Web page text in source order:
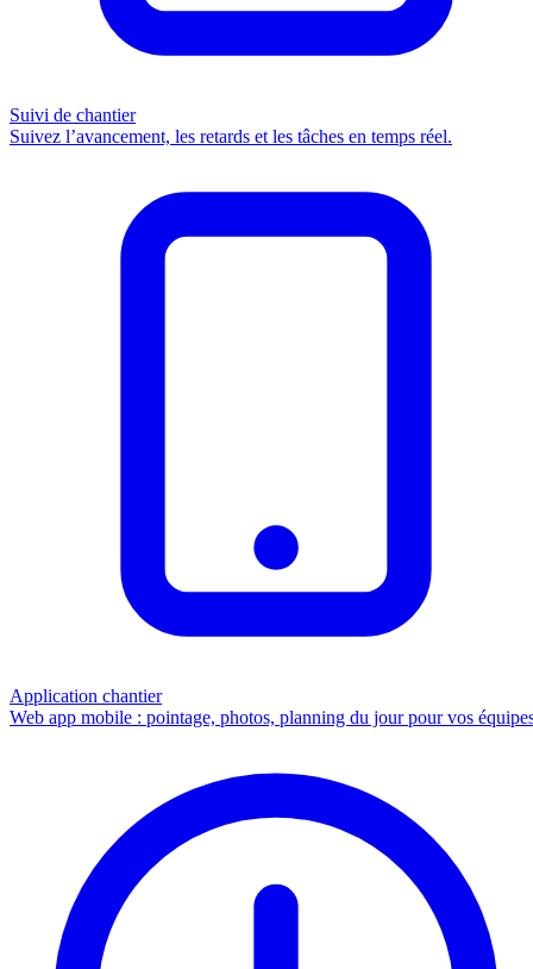
Suivi de chantier
Suivez l’avancement, les retards et les tâches en temps réel.
Application chantier
Web app mobile : pointage, photos, planning du jour pour vos